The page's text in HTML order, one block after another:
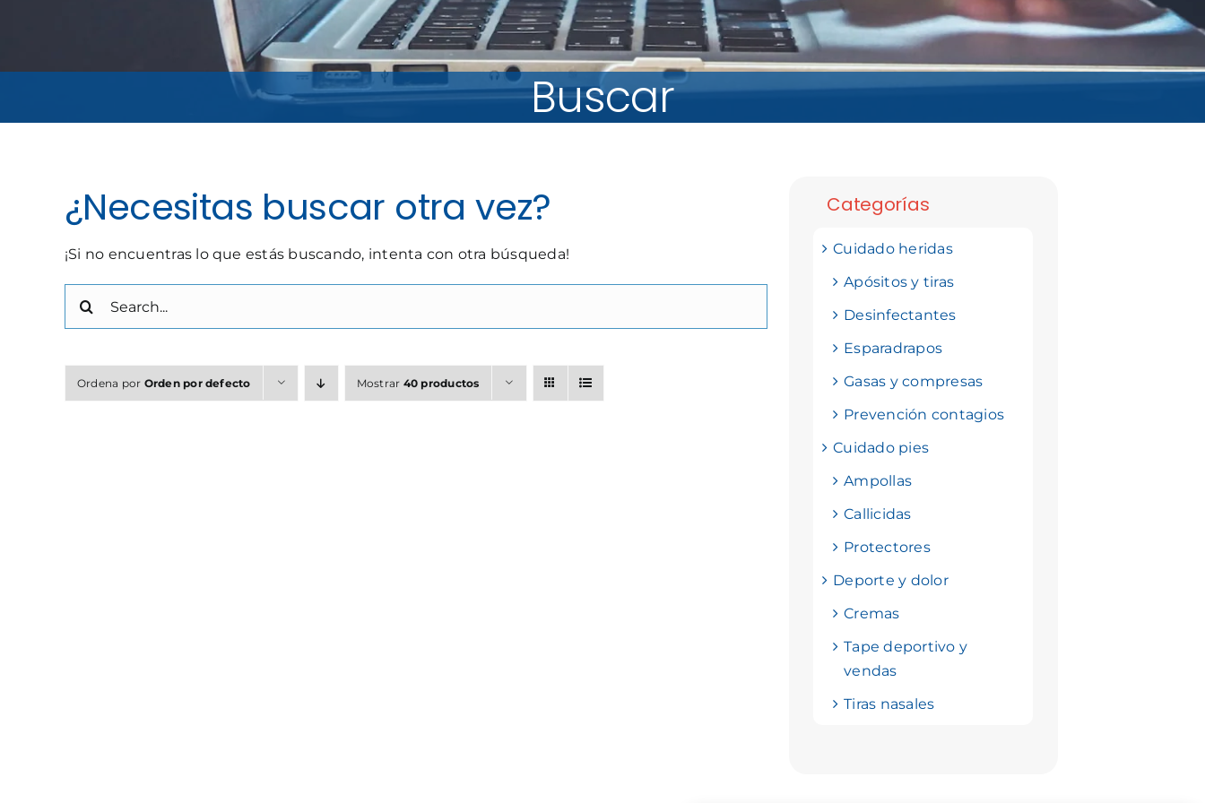
Buscar
¿Necesitas buscar otra vez?
¡Si no encuentras lo que estás buscando, intenta con otra búsqueda!
Ordena por Orden por defecto Mostrar 40 productos
Categorías
Cuidado heridas
Apósitos y tiras
Desinfectantes
Esparadrapos
Gasas y compresas
Prevención contagios
Cuidado pies
Ampollas
Callicidas
Protectores
Deporte y dolor
Cremas
Tape deportivo y
vendas
Tiras nasales